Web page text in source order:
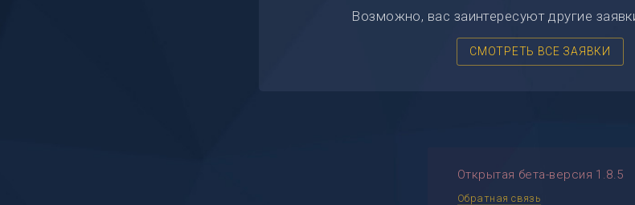
Возможно, вас заинтересуют другие
СМОТРЕТЬ ВСЕ ЗАЯВКИ
Открытая бета-версия 1.8.5
Обратная связь